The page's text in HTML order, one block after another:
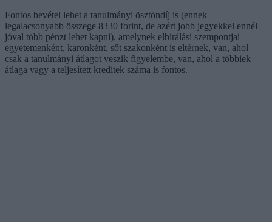
Fontos bevétel lehet a tanulmányi ösztöndíj is (ennek
legalacsonyabb összege 8330 forint, de azért jobb jegyekkel ennél
jóval több pénzt lehet kapni), amelynek elbírálási szempontjai
egyetemenként, karonként, sőt szakonként is eltérnek, van, ahol
csak a tanulmányi átlagot veszik figyelembe, van, ahol a többiek
átlaga vagy a teljesített kreditek száma is fontos.